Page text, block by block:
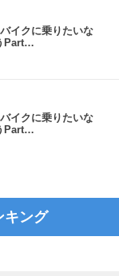
イクに乗りたいな
Part…
イクに乗りたいな
Part…
キング